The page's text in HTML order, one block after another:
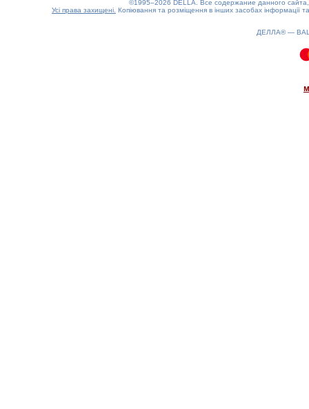
©1995–2026 DELLA. Все содержание данного
Усі права захищені. Копіювання та розміщення в інших засобах інформації
ДЕЛЛА® —